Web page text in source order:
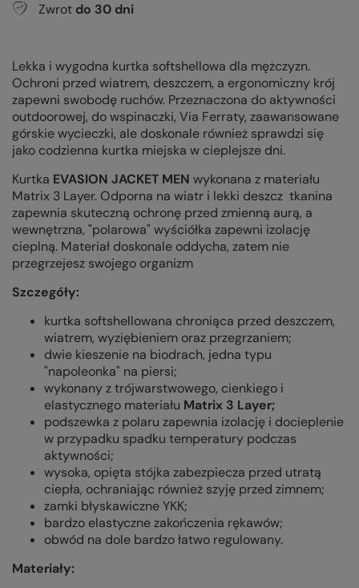
Zwrot do 30 dni
Lekka i wygodna kurtka softshellowa dla mężczyzn.
Ochroni przed wiatrem, deszczem, a ergonomiczny krój
zapewni swobodę ruchów. Przeznaczona do aktywności
outdoorowej, do wspinaczki, Via Ferraty, zaawansowane
górskie wycieczki, ale doskonale również sprawdzi się
jako codzienna kurtka miejska w cieplejsze dni.
Kurtka EVASION JACKET MEN wykonana z materiału
Matrix 3 Layer. Odporna na wiatr i lekki deszcz tkanina
zapewnia skuteczną ochronę przed zmienną aurą, a
wewnętrzna, "polarowa" wyściółka zapewni izolację
cieplną. Materiał doskonale oddycha, zatem nie
przegrzejesz swojego organizm
Szczegóły:
kurtka softshellowana chroniąca przed deszczem,
wiatrem, wyziębieniem oraz przegrzaniem;
dwie kieszenie na biodrach, jedna typu
"napoleonka" na piersi;
wykonany z trójwarstwowego, cienkiego i
elastycznego materiału Matrix 3 Layer;
podszewka z polaru zapewnia izolację i docieplenie
w przypadku spadku temperatury podczas
aktywności;
wysoka, opięta stójka zabezpiecza przed utratą
ciepła, ochraniając również szyję przed zimnem;
zamki błyskawiczne YKK;
bardzo elastyczne zakończenia rękawów;
obwód na dole bardzo łatwo regulowany.
Materiały: